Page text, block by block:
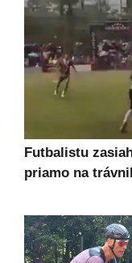
Futbalistu
priamo na